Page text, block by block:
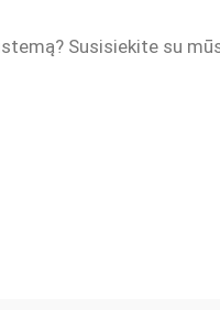
Susisiekite su